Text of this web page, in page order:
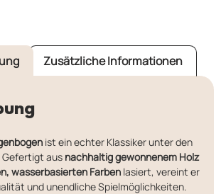
Zusätzliche Informationen
ist ein echter Klassiker unter den
Gefertigt aus nachhaltig gewonnenem Holz
wasserbasierten Farben lasiert, vereint er
und unendliche Spielmöglichkeiten.